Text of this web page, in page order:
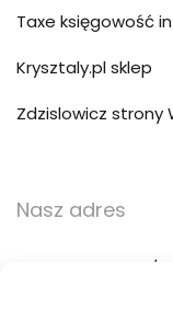
Taxe księgowość
Krysztaly.pl sklep
Zdzislowicz strony
Nasz adres
ul. Trzebińska 56/15